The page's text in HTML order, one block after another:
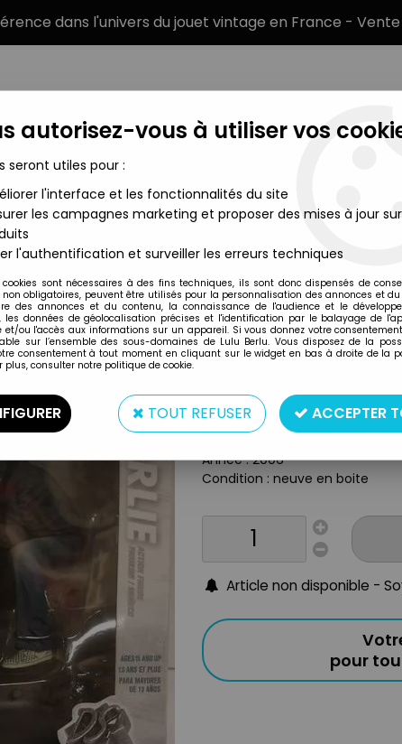
dans l'univers du jouet vintage en France -
MARQUES TYPE DE PRODUIT
McFarlane Toys
LOST - CHARLIE
REF17486
Type : figurine articulée
Matière : plastique
Taille : env. 18cm
Année : 2006
Condition : neuve en boite
Article non disponible -
pour
autorisez-vous à utiliser vos
seront utiles pour :
l'interface et les fonctionnalités du site
les campagnes marketing et proposer des mises à jour
l'authentification et surveiller les erreurs techniques
cookies sont nécessaires à des fins techniques, ils sont donc dispensés de
non obligatoires, peuvent être utilisés pour la personnalisation des annonces et
des annonces et du contenu, la connaissance de l'audience et le
les données de géolocalisation précises et l'identification par le balayage de
et/ou l'accès aux informations sur un appareil. Si vous donnez votre
sur l’ensemble des sous-domaines de Lulu Berlu. Vous disposez de la
consentement à tout moment en cliquant sur le widget en bas à droite de la
plus, consulter notre politique de cookie.
TOUT REFUSER ACCEPTER